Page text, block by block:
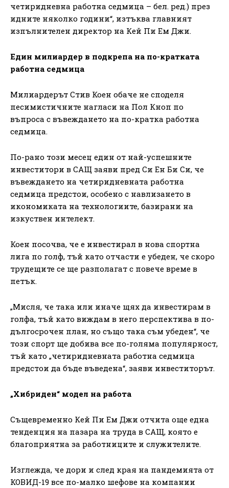
четиридневна работна седмица – бел. ред.) през
идните няколко години“, изтъква главният
изпълнителен директор на Кей Пи Ем Джи.
Един милиардер в подкрепа на по-кратката
работна седмица
Милиардерът Стив Коен обаче не споделя
песимистичните нагласи на Пол Кноп по
въпроса с въвеждането на по-кратка работна
седмица.
По-рано този месец един от най-успешните
инвеститори в САЩ заяви пред Си Ен Би Си, че
въвеждането на четиридневната работна
седмица предстои, особено с навлизането в
икономиката на технологиите, базирани на
изкуствен интелект.
Коен посочва, че е инвестирал в нова спортна
лига по голф, тъй като отчасти е убеден, че скоро
трудещите се ще разполагат с повече време в
петък.
„Мисля, че така или иначе щях да инвестирам в
голфа, тъй като виждам в него перспектива в по-
дългосрочен план, но също така съм убеден“, че
този спорт ще добива все по-голяма популярност,
тъй като „четиридневната работна седмица
предстои да бъде въведена“, заяви инвеститорът.
„Хибриден“ модел на работа
Същевременно Кей Пи Ем Джи отчита още една
тенденция на пазара на труда в САЩ, която е
благоприятна за работниците и служителите.
Изглежда, че дори и след края на пандемията от
КОВИД-19 все по-малко шефове на компании